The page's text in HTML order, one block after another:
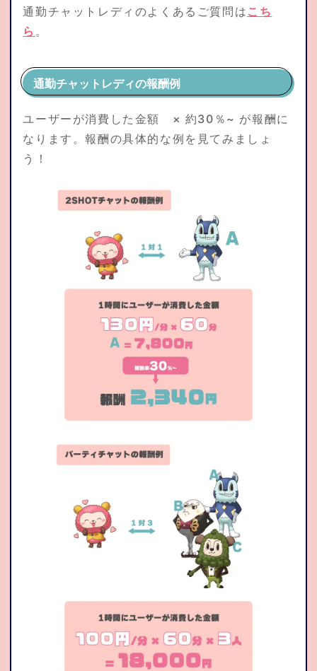
通勤チャットレディのよくあるご質問は こち
ら 。
通勤チャットレディの報酬例
ユーザーが消費した金額 × 約30％~ が報酬に
なります。報酬の具体的な例を見てみましょ
う！